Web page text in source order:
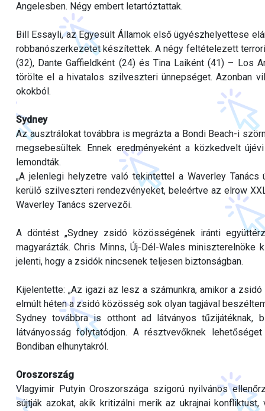
Angelesben. Négy embert letartóztattak.
Bill Essayli, az Egyesült Államok első ügyészhelyettese
robbanószerkezetet készítettek. A négy feltételezett
(32), Dante Gaffieldként (24) és Tina Laiként (41) – Los
törölte el a hivatalos szilveszteri ünnepséget. Azonban
okokból.
Sydney
Az ausztrálokat továbbra is megrázta a Bondi Beach-i
megsebesültek. Ennek eredményeként a közkedvelt
lemondták.
„A jelenlegi helyzetre való tekintettel a Waverley
kerülő szilveszteri rendezvényeket, beleértve az elrow
Waverley Tanács szervezői.
A döntést „Sydney zsidó közösségének iránti
magyarázták. Chris Minns, Új-Dél-Wales
jelenti, hogy a zsidók nincsenek teljesen biztonságban.
Kijelentette: „Az igazi az lesz a számunkra, amikor a
elmúlt héten a zsidó közösség sok olyan tagjával
Sydney továbbra is otthont ad látványos tűzijátéknak,
látványosság folytatódjon. A résztvevőknek
Bondiban elhunytakról.
Oroszország
Vlagyimir Putyin Oroszországa szigorú nyilvános
sújtják azokat, akik kritizálni merik az ukrajnai